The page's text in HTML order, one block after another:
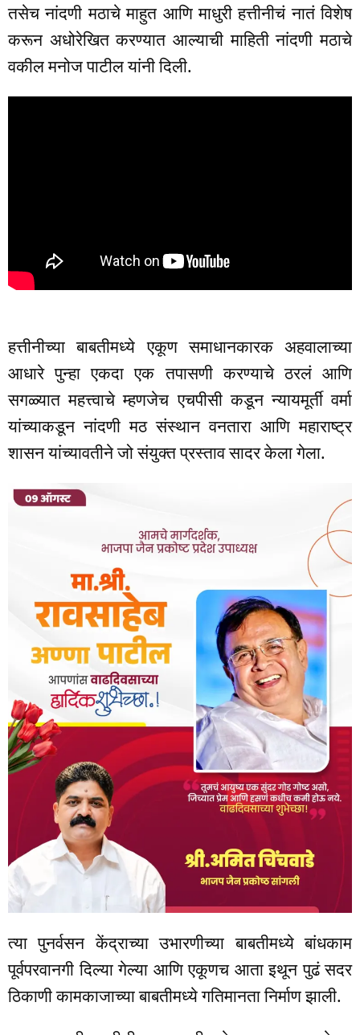
तसेच नांदणी मठाचे माहुत आणि माधुरी हत्तीनीचं नातं विशेष
करून अधोरेखित करण्यात आल्याची माहिती नांदणी मठाचे
वकील मनोज पाटील यांनी दिली.
हत्तीनीच्या बाबतीमध्ये एकूण समाधानकारक अहवालाच्या
आधारे पुन्हा एकदा एक तपासणी करण्याचे ठरलं आणि
सगळ्यात महत्त्वाचे म्हणजेच एचपीसी कडून न्यायमूर्ती वर्मा
यांच्याकडून नांदणी मठ संस्थान वनतारा आणि महाराष्ट्र
शासन यांच्यावतीने जो संयुक्त प्रस्ताव सादर केला गेला.
त्या पुनर्वसन केंद्राच्या उभारणीच्या बाबतीमध्ये बांधकाम
पूर्वपरवानगी दिल्या गेल्या आणि एकूणच आता इथून पुढं सदर
ठिकाणी कामकाजाच्या बाबतीमध्ये गतिमानता निर्माण झाली.